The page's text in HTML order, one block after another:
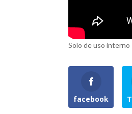
Solo de uso interno
facebook